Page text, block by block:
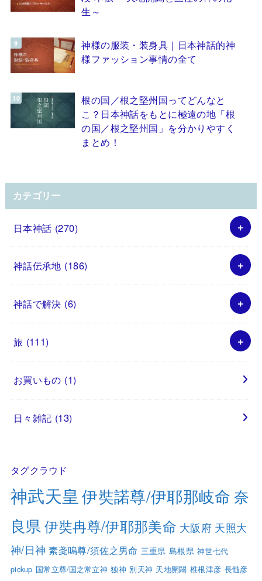
生～
神様の服装・装身具｜日本神話的神
様ファッション事情の全て
根の国／根之堅州国ってどんなと
こ？日本神話をもとに極遠の地「根
の国／根之堅州国」を分かりやすく
まとめ！
カテゴリー
日本神話 (270)
神話伝承地 (186)
神話で解決 (6)
旅 (111)
お買いもの (1)
日々雑記 (13)
タグクラウド
神武天皇 伊奘諾尊/伊耶那岐命 奈
良県 伊奘冉尊/伊耶那美命 大阪府 天照大
神/日神 素戔嗚尊/須佐之男命 三重県 島根県 神世七代
pickup 国常立尊/国之常立神 独神 別天神 天地開闢 椎根津彦 長髄彦